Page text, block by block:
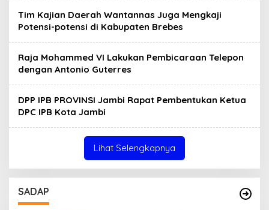
Tim Kajian Daerah Wantannas Juga Mengkaji
Potensi-potensi di Kabupaten Brebes
Raja Mohammed VI Lakukan Pembicaraan Telepon
dengan Antonio Guterres
DPP IPB PROVINSI Jambi Rapat Pembentukan Ketua
DPC IPB Kota Jambi
Lihat Selengkapnya
SADAP